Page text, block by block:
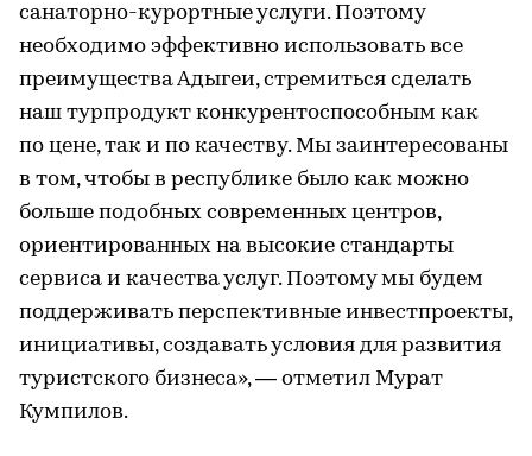
санаторно-курортные услуги. Поэтому
необходимо эффективно использовать все
преимущества Адыгеи, стремиться сделать
наш турпродукт конкурентоспособным как
по цене, так и по качеству. Мы заинтересованы
в том, чтобы в республике было как можно
больше подобных современных центров,
ориентированных на высокие стандарты
сервиса и качества услуг. Поэтому мы будем
поддерживать перспективные инвестпроекты,
инициативы, создавать условия для развития
туристского бизнеса», — отметил Мурат
Кумпилов.